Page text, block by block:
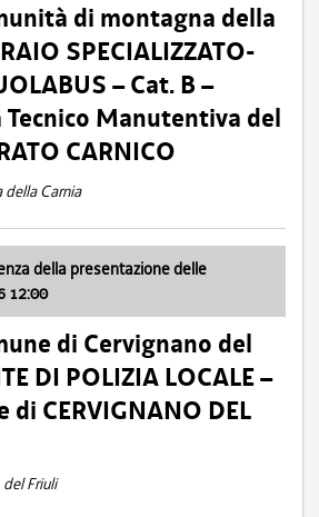
di montagna della
SPECIALIZZATO-
– Cat. B –
Tecnico Manutentiva del
CARNICO
Carnia
della presentazione delle
12:00
di Cervignano del
DI POLIZIA LOCALE –
di CERVIGNANO DEL
Friuli